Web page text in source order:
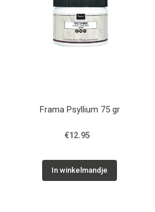
Frama Psyllium 75 gr
€12.95
In winkelmandje